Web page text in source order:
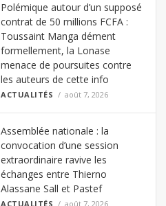
Polémique autour d’un supposé
contrat de 50 millions FCFA :
Toussaint Manga dément
formellement, la Lonase
menace de poursuites contre
les auteurs de cette info
ACTUALITÉS août 7, 2026
Assemblée nationale : la
convocation d’une session
extraordinaire ravive les
échanges entre Thierno
Alassane Sall et Pastef
ACTUALITÉS août 7, 2026